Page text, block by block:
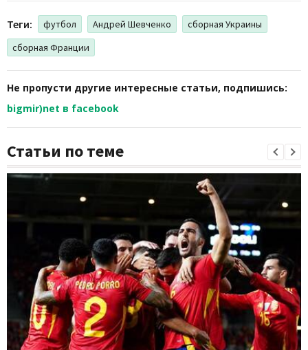
Теги: футбол Андрей Шевченко
сборная Украины
сборная Франции
Не пропусти другие интересные статьи, подпишись:
bigmir)net в facebook
Статьи по теме